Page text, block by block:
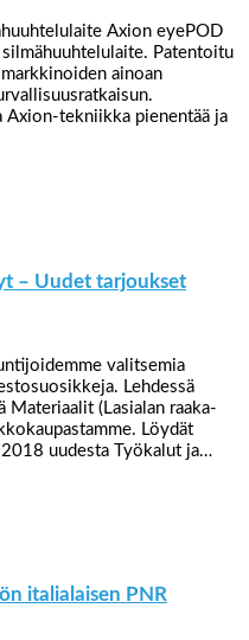
Axion eyePOD
Patentoitu
ainoan
Axion-tekniikka pienentää ja
– Uudet tarjoukset
valitsemia
Lehdessä
(Lasialan raaka-
Löydät
2018 uudesta Työkalut ja…
italialaisen PNR